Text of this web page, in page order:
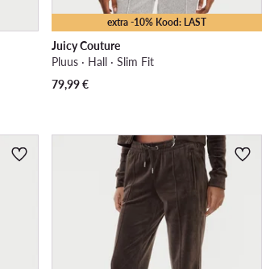
extra -10% Kood: LAST
Juicy Couture
Pluus · Hall · Slim Fit
79,99€